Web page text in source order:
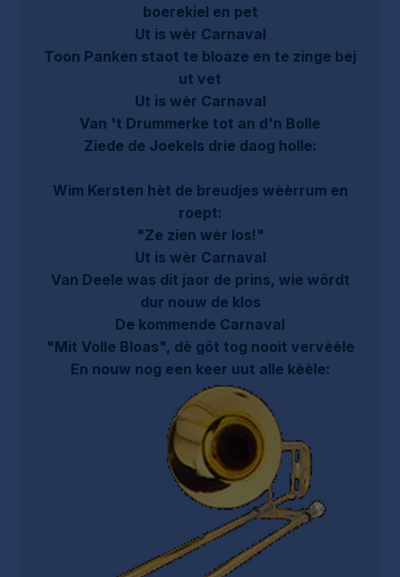
boerekiel en pet
Ut is wèr Carnaval
Toon Panken staot te bloaze en te zinge bej
ut vet
Ut is wèr Carnaval
Van 't Drummerke tot an d'n Bolle
Ziede de Joekels drie daog holle:
Wim Kersten hèt de breudjes wèèrrum en
roept:
"Ze zien wèr los!"
Ut is wèr Carnaval
Van Deele was dit jaor de prins, wie wördt
dur nouw de klos
De kommende Carnaval
"Mit Volle Bloas", dè gôt tog nooit vervèèle
En nouw nog een keer uut alle kèèle: